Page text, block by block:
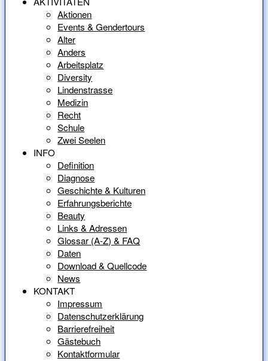
Aktionen
Events & Gendertours
Alter
Anders
Arbeitsplatz
Diversity
Lindenstrasse
Medizin
Recht
Schule
Zwei Seelen
INFO
Definition
Diagnose
Geschichte & Kulturen
Erfahrungsberichte
Beauty
Links & Adressen
Glossar (A-Z) & FAQ
Daten
Download & Quellcode
News
KONTAKT
Impressum
Datenschutzerklärung
Barrierefreiheit
Gästebuch
Kontaktformular